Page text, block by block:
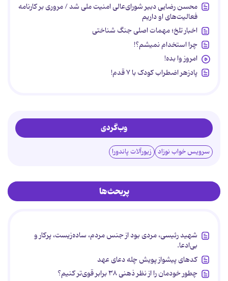
محسن رضایی دبیر شورای‌عالی امنیت ملی شد / مروری بر کارنامه
فعالیت‌های او داریم
اخبار تلخ؛ مهمات اصلی جنگ شناختی
چرا استخدام نمیشم؟!
امروز وا بده!
پادزهر اضطراب کودک با ۷ قدم!
وب‌گردی
سرویس خواب نوزاد زیورآلات پاندورا
پربحث‌ها
شهید رئیسی، مردی بود از جنس مردم، ساده‌زیست، پرکار و
بی‌ادعا.
کدهای پیشواز پویش چله دعای عهد
چطور خودمان را از نظر ذهنی ۳۸ برابر قوی‌تر کنیم؟